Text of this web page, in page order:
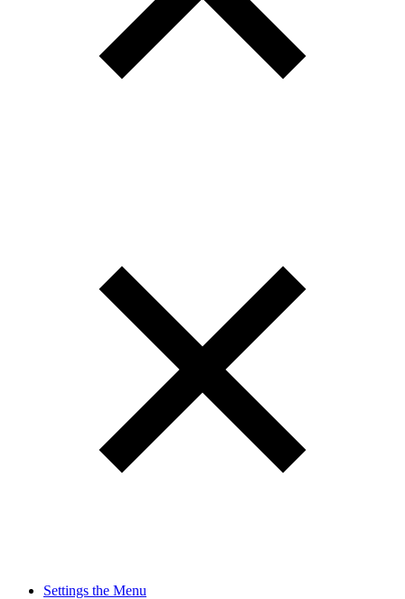
Settings the Menu